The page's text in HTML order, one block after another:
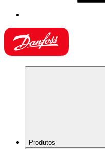
Produtos